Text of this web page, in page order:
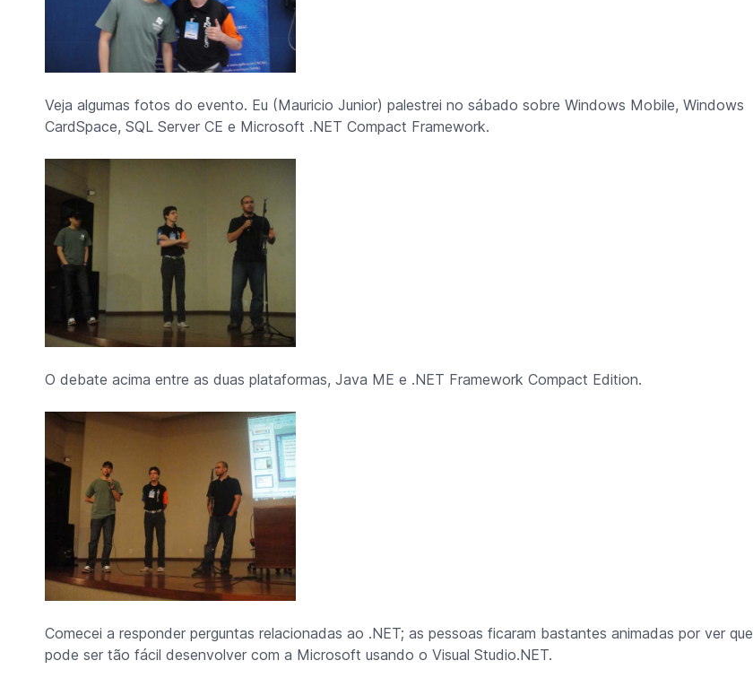
Veja algumas fotos do evento. Eu (Mauricio Junior) palestrei no sábado sobre Windows Mobile, Windows
CardSpace, SQL Server CE e Microsoft .NET Compact Framework.
O debate acima entre as duas plataformas, Java ME e .NET Framework Compact Edition.
Comecei a responder perguntas relacionadas ao .NET; as pessoas ficaram bastantes animadas por ver que
pode ser tão fácil desenvolver com a Microsoft usando o Visual Studio.NET.